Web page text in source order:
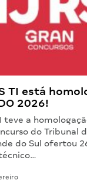
TI está
2026!
teve a
do Tribunal
do Sul ofertou